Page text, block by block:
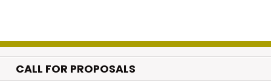
CALL FOR PROPOSALS